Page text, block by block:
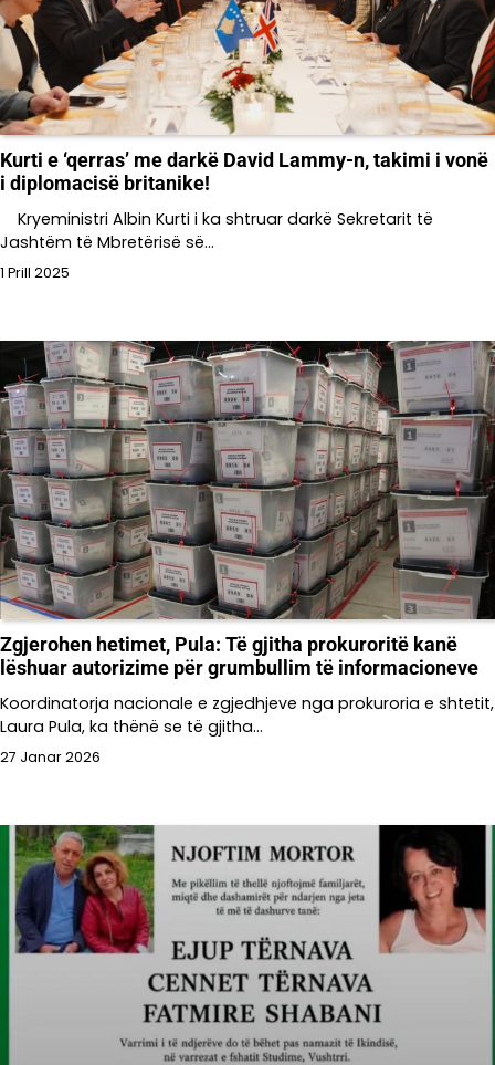
Kurti e ‘qerras’ me darkë David Lammy-n, takimi i vonë
i diplomacisë britanike!
Kryeministri Albin Kurti i ka shtruar darkë Sekretarit të
Jashtëm të Mbretërisë së…
1 Prill 2025
Zgjerohen hetimet, Pula: Të gjitha prokuroritë kanë
lëshuar autorizime për grumbullim të informacioneve
Koordinatorja nacionale e zgjedhjeve nga prokuroria e shtetit,
Laura Pula, ka thënë se të gjitha…
27 Janar 2026